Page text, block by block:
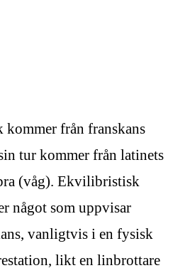
från franskans
tur kommer från latinets
(våg). Ekvilibristisk
något som uppvisar
vanligtvis i en fysisk
likt en linbrottare